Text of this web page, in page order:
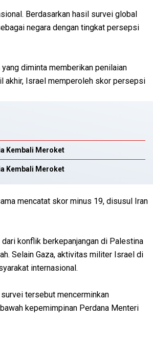
Berdasarkan hasil survei global
negara dengan tingkat persepsi
diminta memberikan penilaian
akhir, Israel memperoleh skor persepsi
Kembali Meroket
Kembali Meroket
mencatat skor minus 19, disusul Iran
konflik berkepanjangan di Palestina
Selain Gaza, aktivitas militer Israel di
internasional.
tersebut mencerminkan
kepemimpinan Perdana Menteri